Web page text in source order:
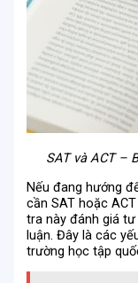
SAT và ACT –
Nếu đang hướng
cần SAT hoặc
tra này đánh giá
luận. Đây là các
trường học tập